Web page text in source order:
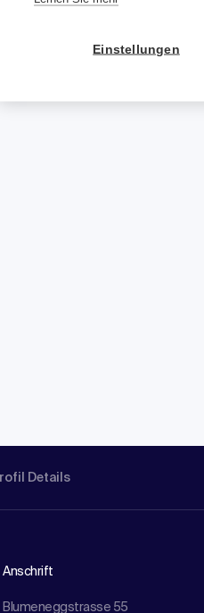
Details
Anschrift
Blumeneggstrasse 55
Einstellungen